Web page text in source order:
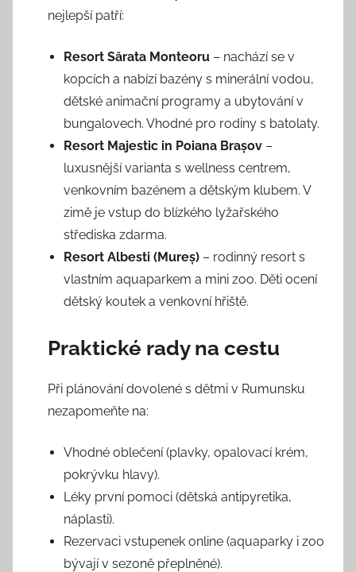
nejlepší patří:
Resort Sărata Monteoru – nachází se v
kopcích a nabízí bazény s minerální vodou,
dětské animační programy a ubytování v
bungalovech. Vhodné pro rodiny s batolaty.
Resort Majestic in Poiana Brașov –
luxusnější varianta s wellness centrem,
venkovním bazénem a dětským klubem. V
zimě je vstup do blízkého lyžařského
střediska zdarma.
Resort Albesti (Mureș) – rodinný resort s
vlastním aquaparkem a mini zoo. Děti ocení
dětský koutek a venkovní hřiště.
Praktické rady na cestu
Při plánování dovolené s dětmi v Rumunsku
nezapomeňte na:
Vhodné oblečení (plavky, opalovací krém,
pokrývku hlavy).
Léky první pomoci (dětská antipyretika,
náplasti).
Rezervaci vstupenek online (aquaparky i zoo
bývají v sezoně přeplněné).